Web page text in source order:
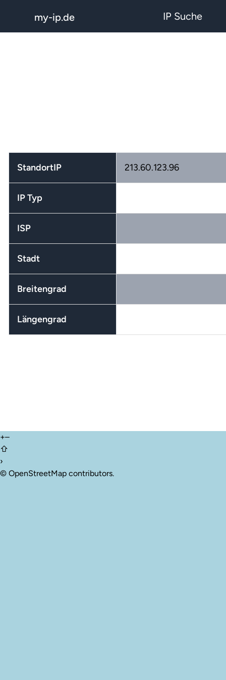
my-ip.de IP Suche
StandortIP 213.60.123.96
IP Typ
ISP
Stadt
Breitengrad
Längengrad
+–
⇧
›
© OpenStreetMap contributors.